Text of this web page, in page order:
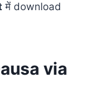
में download
via